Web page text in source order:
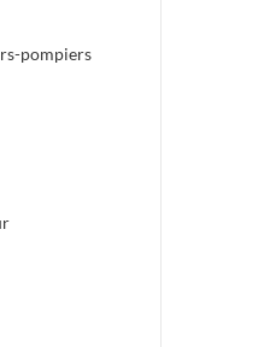
pompiers